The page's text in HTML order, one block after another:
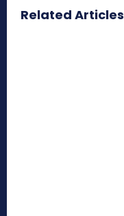
Related Articles